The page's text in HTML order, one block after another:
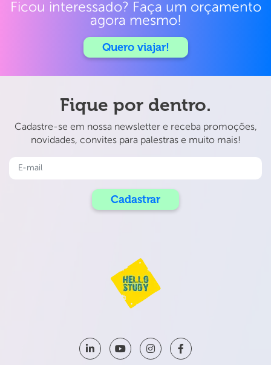
Ficou interessado? Faça um orçamento
agora mesmo!
Quero viajar!
Fique por dentro.
Cadastre-se em nossa newsletter e receba promoções,
novidades, convites para palestras e muito mais!